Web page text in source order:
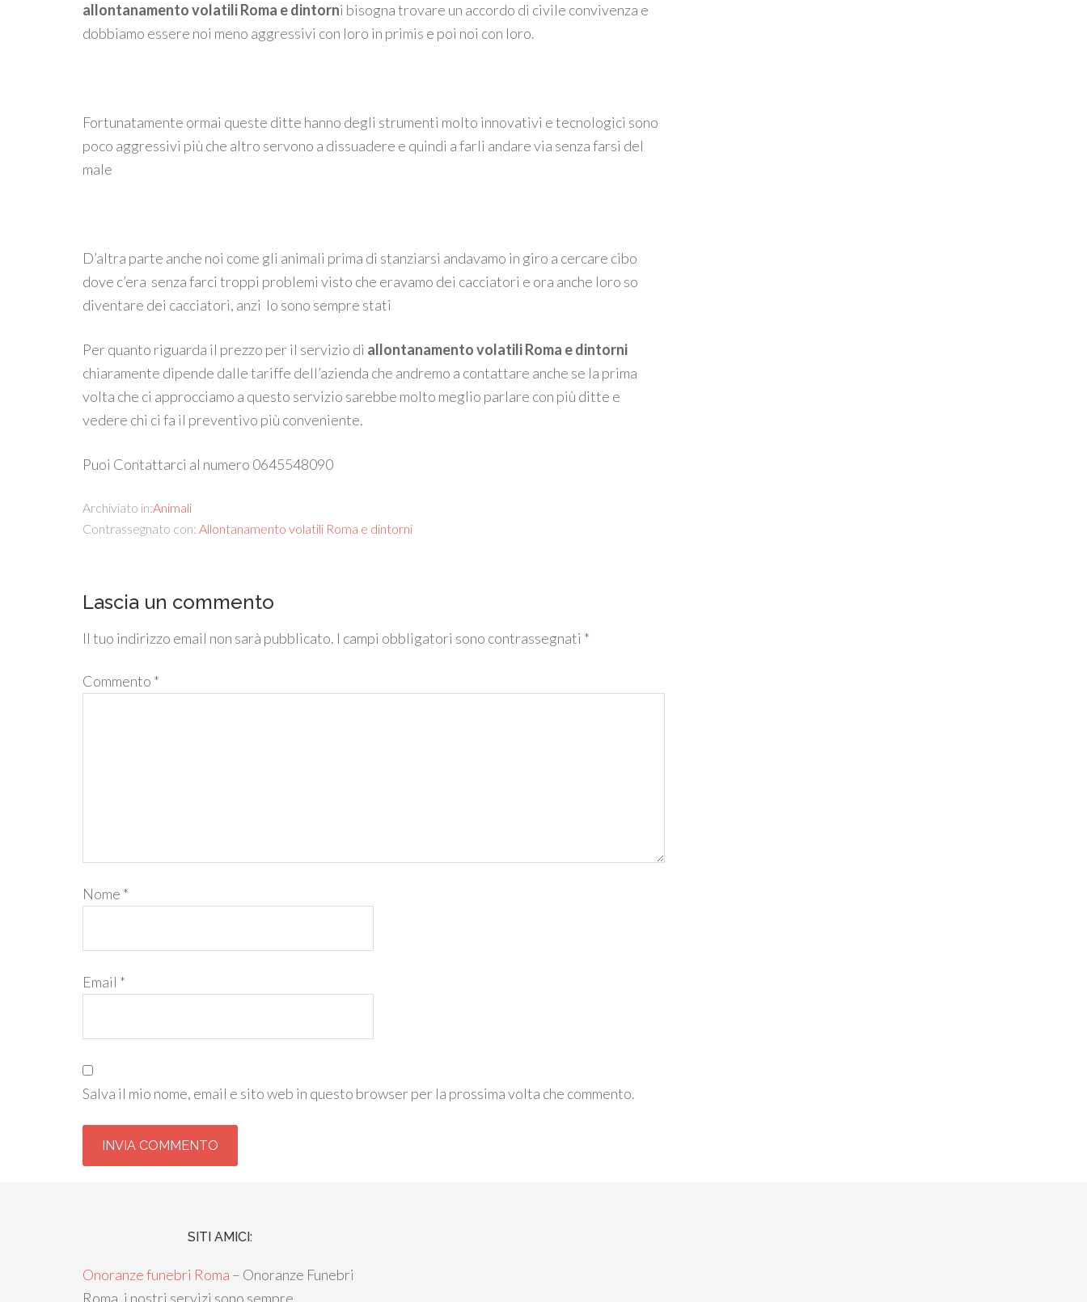
allontanamento volatili Roma e dintorni bisogna trovare un accordo di civile convivenza e
dobbiamo essere noi meno aggressivi con loro in primis e poi noi con loro.
Fortunatamente ormai queste ditte hanno degli strumenti molto innovativi e tecnologici sono
poco aggressivi più che altro servono a dissuadere e quindi a farli andare via senza farsi del
male
D’altra parte anche noi come gli animali prima di stanziarsi andavamo in giro a cercare cibo
dove c’era senza farci troppi problemi visto che eravamo dei cacciatori e ora anche loro so
diventare dei cacciatori, anzi lo sono sempre stati
Per quanto riguarda il prezzo per il servizio di allontanamento volatili Roma e dintorni
chiaramente dipende dalle tariffe dell’azienda che andremo a contattare anche se la prima
volta che ci approcciamo a questo servizio sarebbe molto meglio parlare con più ditte e
vedere chi ci fa il preventivo più conveniente.
Puoi Contattarci al numero 0645548090
Archiviato in:Animali
Contrassegnato con: Allontanamento volatili Roma e dintorni
Lascia un commento
Il tuo indirizzo email non sarà pubblicato. I campi obbligatori sono contrassegnati *
Commento *
Nome *
Email *
Salva il mio nome, email e sito web in questo browser per la prossima volta che commento.
SITI AMICI:
Onoranze funebri Roma – Onoranze Funebri
Roma, i nostri servizi sono sempre